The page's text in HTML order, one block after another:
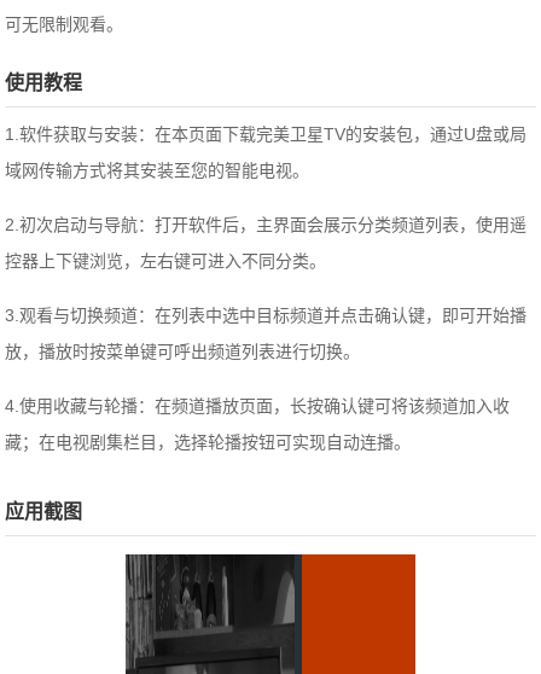
可无限制观看。
使用教程
1.软件获取与安装：在本页面下载完美卫星TV的安装包，通过U盘或局
域网传输方式将其安装至您的智能电视。
2.初次启动与导航：打开软件后，主界面会展示分类频道列表，使用遥
控器上下键浏览，左右键可进入不同分类。
3.观看与切换频道：在列表中选中目标频道并点击确认键，即可开始播
放，播放时按菜单键可呼出频道列表进行切换。
4.使用收藏与轮播：在频道播放页面，长按确认键可将该频道加入收
藏；在电视剧集栏目，选择轮播按钮可实现自动连播。
应用截图